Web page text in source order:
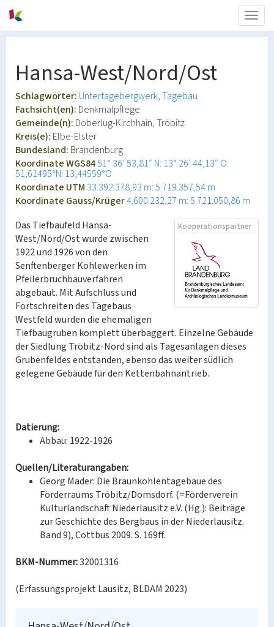
Hansa-West/Nord/Ost
Schlagwörter: Untertagebergwerk Tagebau
Fachsicht(en): Denkmalpflege
Gemeinde(n): Doberlug-Kirchhain, Tröbitz
Kreis(e): Elbe-Elster
Bundesland: Brandenburg
Koordinate WGS8451° 36′ 53,81″ N: 13° 26′ 44,13″ O
51,61495°N: 13,44559°O
Koordinate UTM 33.392.378,93 m: 5.719.357,54 m
Koordinate Gauss/Krüger4.600.232,27 m: 5.721.050,86 m
Kooperationspartner
Das Tiefbaufeld Hansa-
West/Nord/Ost wurde zwischen
1922 und 1926 von den
Senftenberger Kohlewerken im
Pfeilerbruchbauverfahren
abgebaut. Mit Aufschluss und
Fortschreiten des Tagebaus
Westfeld wurden die ehemaligen
Tiefbaugruben komplett überbaggert. Einzelne Gebäude
der Siedlung Tröbitz-Nord sind als Tagesanlagen dieses
Grubenfeldes entstanden, ebenso das weiter südlich
gelegene Gebäude für den Kettenbahnantrieb.
Datierung:
Abbau: 1922-1926
Quellen/Literaturangaben:
Georg Mader: Die Braunkohlentagebaue des
Förderraums Tröbitz/Domsdorf. (=Förderverein
Kulturlandschaft Niederlausitz e.V. (Hg.): Beiträge
zur Geschichte des Bergbaus in der Niederlausitz.
Band 9), Cottbus 2009. S. 169ff.
BKM-Nummer:32001316
(Erfassungsprojekt Lausitz, BLDAM 2023)